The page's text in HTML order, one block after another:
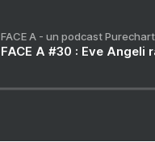
FACE A - un podcast
FACE A #30 : Eve